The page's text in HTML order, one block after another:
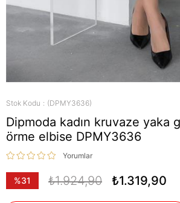
Stok Kodu (DPMY3636)
Dipmoda kadın kruvaze yaka
örme elbise DPMY3636
Yorumlar
%31
₺1.924,90 ₺1.319,90